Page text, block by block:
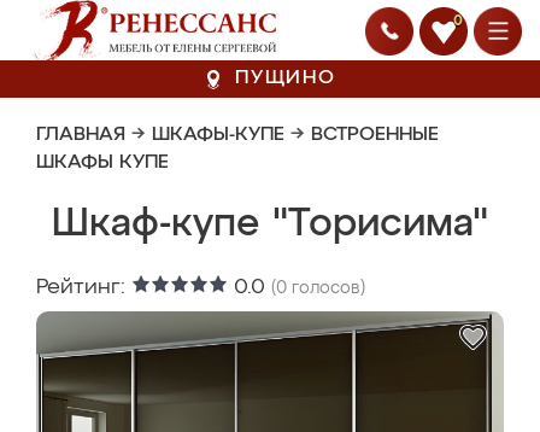
0
ПУЩИНО
ГЛАВНАЯ → ШКАФЫ-КУПЕ → ВСТРОЕННЫЕ
ШКАФЫ КУПЕ
Шкаф-купе "Торисима"
Рейтинг: 0.0 (0 голосов)